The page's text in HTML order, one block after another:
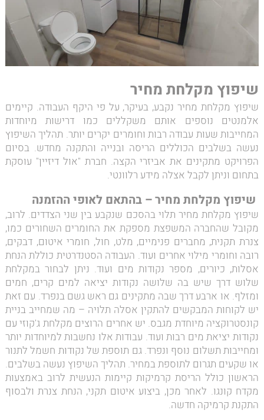
שיפוץ מקלחת מחיר
שיפוץ מקלחת מחיר נקבע, בעיקר, על פי היקף העבודה. קיימים
אלמנטים נוספים אותם משקללים כמו דרישות מיוחדות
המחייבות שעות עבודה רבות וחומרים יקרים יותר. תהליך השיפוץ
נעשה בשלבים הכוללים הריסה ובנייה והתקנה מחדש. בסיום
הפרויקט מתקינים את אביזרי הקצה. חברת "אול דיזיין" עוסקת
בתחום וניתן לקבל אצלה מידע רלוונטי.
שיפוץ מקלחת מחיר – בהתאם לאופי ההזמנה
שיפוץ מקלחת מחיר תלוי בהסכם שנקבע בין שני הצדדים. לרוב,
מקובל שהחברה המשפצת מספקת את החומרים השחורים כמו,
צנרת תקנית, מחברים פנימיים, מלט, חול, חומרי איטום, דבקים,
רובה וחומרי מילוי אחרים ועוד. העבודה הסטנדרטית כוללת הנחת
אסלות, כיורים, מספר נקודות מים ועוד. ניתן לבחור במקלחת
שלוש דרך שיש בה שלושה נקודות יציאה למים קרים, חמים
ומזלף. או ארבע דרך שבה מתקינים גם ראש גשם בנפרד. עם זאת
יש לקוחות המבקשים להתקין אסלה תלויה – מה שמחייב בניית
קונסטרוקציה מיוחדת מגבס. יש אחרים הרוצים מקלחת ג'קוזי עם
נקודות יציאת מים רבות ועוד. עבודות אלו נחשבות למיוחדות יותר
ומחייבות תשלום נוסף ונפרד. גם תוספת של נקודות חשמל לתנור
או שקעים תגרום לתוספת במחיר. תהליך השיפוץ נעשה בשלבים.
הראשון כולל הריסת קרמיקות קיימות הנעשית לרוב באמצעות
מקדח קונגו. לאחר מכן, ביצוע איטום תקני, הנחת צנרת ולבסוף
התקנת קרמיקה חדשה.